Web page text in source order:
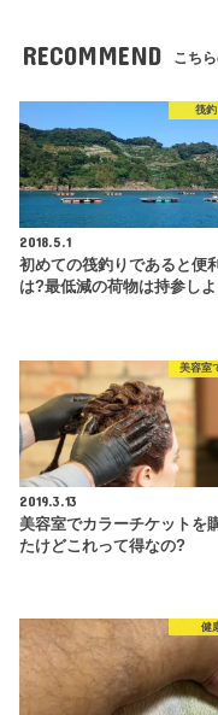
RECOMMEND こち
筏釣
2018.5.1
初めての筏釣りであると便
は?最低減の荷物は持参しよ
美容室
2019.3.13
美容室でカラーチケットを
たけどこれって得なの?
健